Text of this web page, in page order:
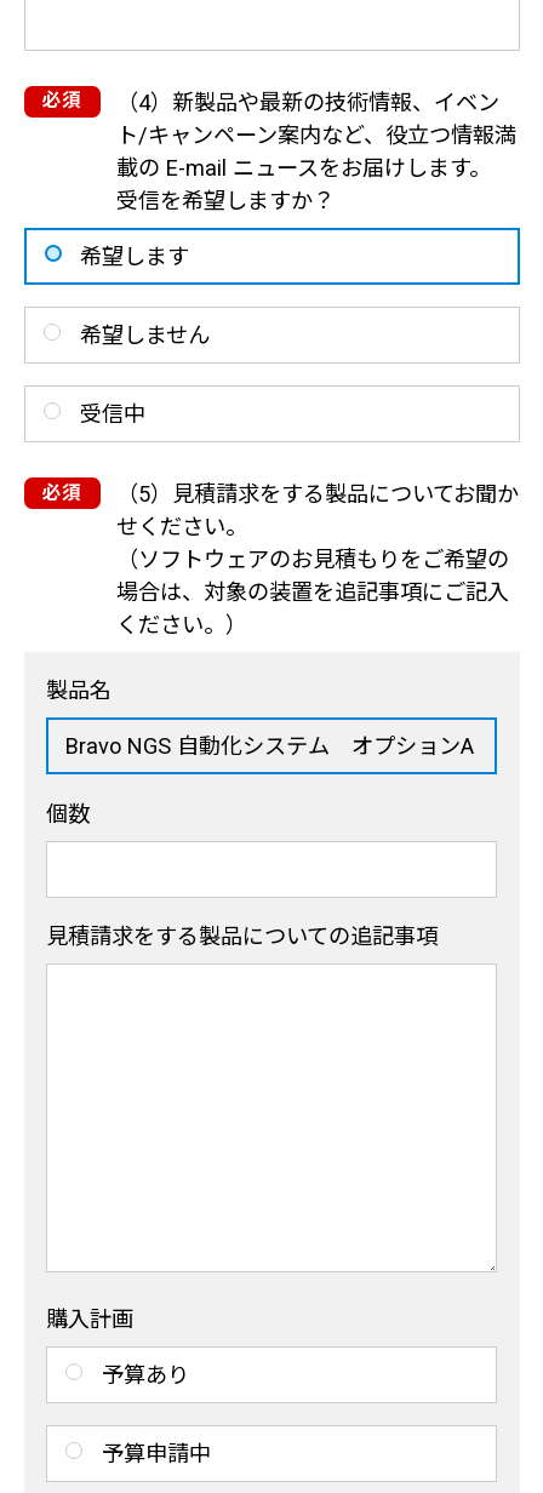
（4）新製品や最新の技術情報、イベン
ト/キャンペーン案内など、役立つ情報満
載の E-mail ニュースをお届けします。
受信を希望しますか？
希望します
希望しません
受信中
（5）見積請求をする製品についてお聞か
せください。
（ソフトウェアのお見積もりをご希望の
場合は、対象の装置を追記事項にご記入
ください。）
製品名
個数
見積請求をする製品についての追記事項
購入計画
予算あり
予算申請中